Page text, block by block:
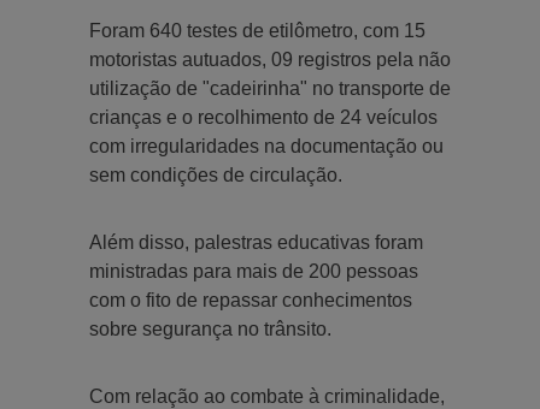
Foram 640 testes de etilômetro, com 15
motoristas autuados, 09 registros pela não
utilização de "cadeirinha" no transporte de
crianças e o recolhimento de 24 veículos
com irregularidades na documentação ou
sem condições de circulação.
Além disso, palestras educativas foram
ministradas para mais de 200 pessoas
com o fito de repassar conhecimentos
sobre segurança no trânsito.
Com relação ao combate à criminalidade,